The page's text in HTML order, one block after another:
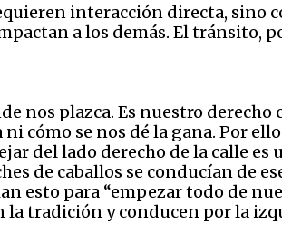
interacción directa, sino
a los demás. El tránsito,
nos plazca. Es nuestro
cómo se nos dé la gana. Por
del lado derecho de la calle
de caballos se conducían de
esto para “empezar todo de
la tradición y conducen por la